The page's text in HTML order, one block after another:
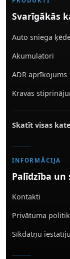
Svarīgākās
Auto sniega
Akumulatori
ADR aprīkojums
Kravas
Skatīt visas
INFORMĀCIJA
Palīdzība un
Kontakti
Privātuma
Sīkdatņu